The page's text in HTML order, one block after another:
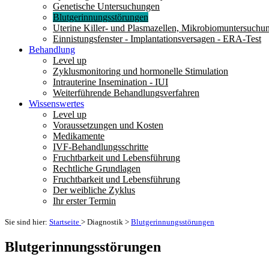
Genetische Untersuchungen
Blutgerinnungsstörungen
Uterine Killer- und Plasmazellen,
Einnistungsfenster - Implantationsversagen - ERA-Test
Behandlung
Level up
Zyklusmonitoring und hormonelle Stimulation
Intrauterine Insemination - IUI
Weiterführende Behandlungsverfahren
Wissenswertes
Level up
Voraussetzungen und Kosten
Medikamente
IVF-Behandlungsschritte
Fruchtbarkeit und Lebensführung
Rechtliche Grundlagen
Fruchtbarkeit und Lebensführung
Der weibliche Zyklus
Ihr erster Termin
Sie sind hier: Startseite > Diagnostik > Blutgerinnungsstörungen
Blutgerinnungsstörungen